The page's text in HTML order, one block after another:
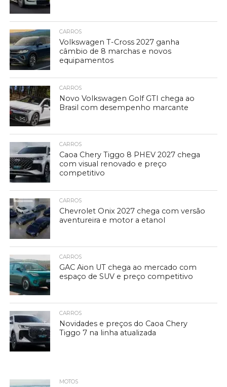
CARROS
Volkswagen T-Cross 2027 ganha
câmbio de 8 marchas e novos
equipamentos
CARROS
Novo Volkswagen Golf GTI chega ao
Brasil com desempenho marcante
CARROS
Caoa Chery Tiggo 8 PHEV 2027 chega
com visual renovado e preço
competitivo
CARROS
Chevrolet Onix 2027 chega com versão
aventureira e motor a etanol
CARROS
GAC Aion UT chega ao mercado com
espaço de SUV e preço competitivo
CARROS
Novidades e preços do Caoa Chery
Tiggo 7 na linha atualizada
MOTOS